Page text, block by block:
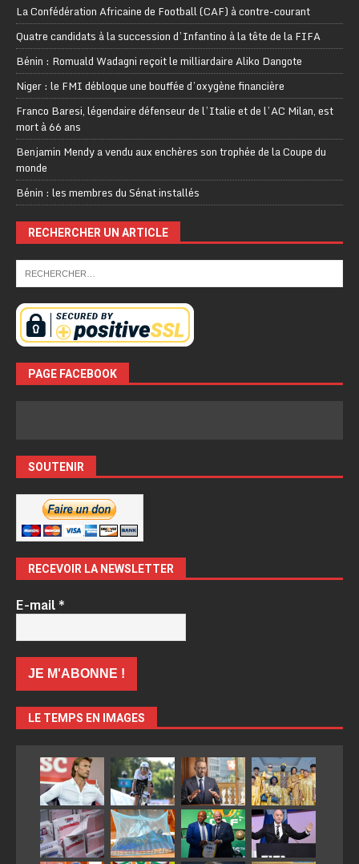
La Confédération Africaine de Football (CAF) à contre-courant
Quatre candidats à la succession d’Infantino à la tête de la FIFA
Bénin : Romuald Wadagni reçoit le milliardaire Aliko Dangote
Niger : le FMI débloque une bouffée d’oxygène financière
Franco Baresi, légendaire défenseur de l’Italie et de l’AC Milan, est
mort à 66 ans
Benjamin Mendy a vendu aux enchères son trophée de la Coupe du
monde
Bénin : les membres du Sénat installés
RECHERCHER UN ARTICLE
PAGE FACEBOOK
SOUTENIR
RECEVOIR LA NEWSLETTER
E-mail*
LE TEMPS EN IMAGES